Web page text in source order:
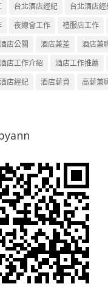
台北酒店經紀
台北酒店
夜總會工作 禮服店工作
酒店公關 酒店兼差 酒店兼
酒店工作介紹 酒店工作推薦
酒店經紀 酒店薪資 高薪兼